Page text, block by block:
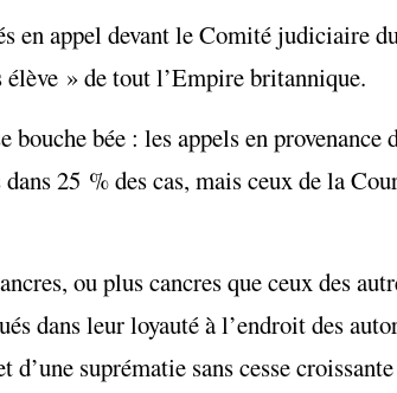
en appel devant le Comité judiciaire
élève » de tout l’Empire britannique.
bée : les appels en provenance
25 % des cas, mais ceux de la
ou plus cancres que ceux des
dans leur loyauté à l’endroit des
suprématie sans cesse